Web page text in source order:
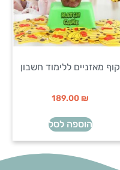
קוף מאזניים ללימוד חשבון
189.00 ₪
הוספה לסל